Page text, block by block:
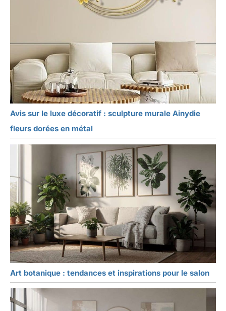
Avis sur le luxe décoratif : sculpture murale Ainydie
fleurs dorées en métal
Art botanique : tendances et inspirations pour le salon